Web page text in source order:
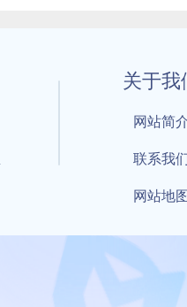
关于我
网站简
联系我
网站地图
© 2021 By 擎天拆车-
工信部备案号：鲁ICP备